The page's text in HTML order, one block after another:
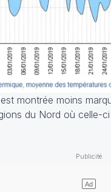
montrée moins
du Nord où celle-